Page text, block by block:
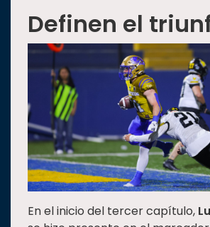
Definen el
En el inicio del tercer capítulo,